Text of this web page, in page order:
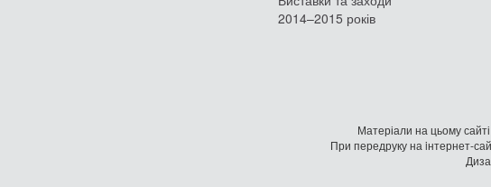
2014–2015 років
Матеріали на цьому
При передруку на iнтернет-